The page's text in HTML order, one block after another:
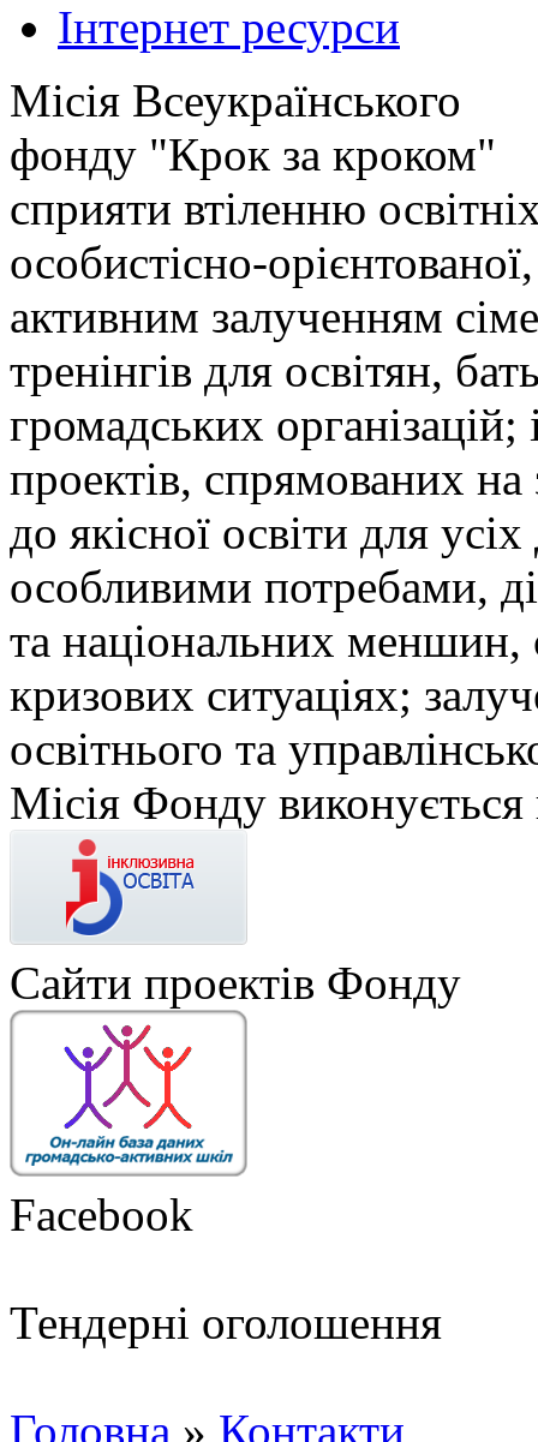
Інтернет ресурси
Місія Всеукраїнського
фонду "Крок за кроком"
сприяти втіленню
особистісно-
активним залученням
тренінгів для освітян,
громадських організацій;
проектів, спрямованих на
до якісної освіти для
особливими потребами,
та національних меншин,
кризових ситуаціях;
освітнього та
Місія Фонду виконується
Сайти проектів Фонду
Facebook
Тендерні оголошення
Головна » Контакти